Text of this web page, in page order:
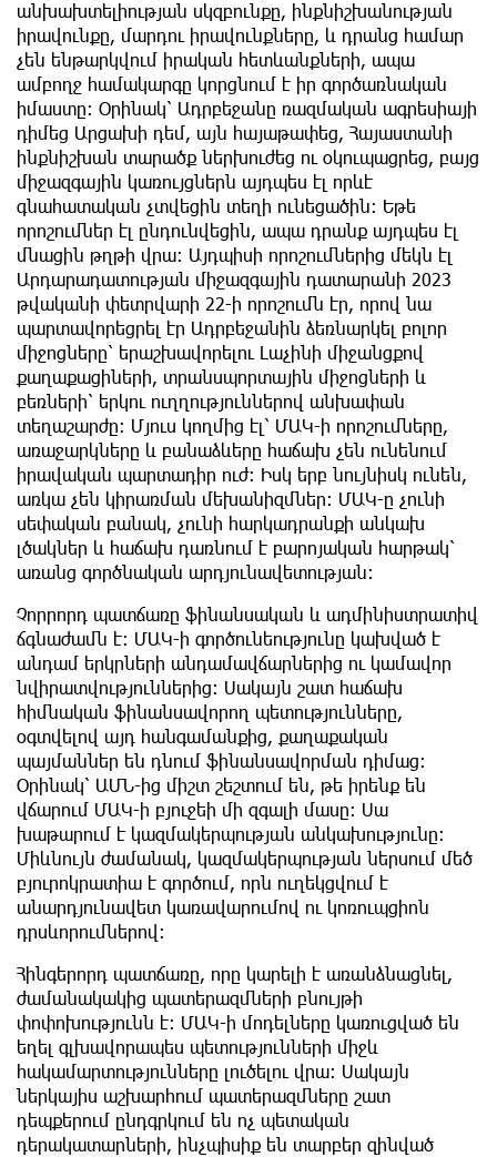
անխախտելիության սկզբունքը, ինքնիշխանության
իրավունքը, մարդու իրավունքները, և դրանց համար
չեն ենթարկվում իրական հետևանքների, ապա
ամբողջ համակարգը կորցնում է իր գործառնական
իմաստը։ Օրինակ՝ Ադրբեջանը ռազմական ագրեսիայի
դիմեց Արցախի դեմ, այն հայաթափեց, Հայաստանի
ինքնիշխան տարածք ներխուժեց ու օկուպացրեց, բայց
միջազգային կառույցներն այդպես էլ որևէ
գնահատական չտվեցին տեղի ունեցածին։ Եթե
որոշումներ էլ ընդունվեցին, ապա դրանք այդպես էլ
մնացին թղթի վրա։ Այդպիսի որոշումներից մեկն էլ
Արդարադատության միջազգային դատարանի 2023
թվականի փետրվարի 22-ի որոշումն էր, որով նա
պարտավորեցրել էր Ադրբեջանին ձեռնարկել բոլոր
միջոցները՝ երաշխավորելու Լաչինի միջանցքով
քաղաքացիների, տրանսպորտային միջոցների և
բեռների՝ երկու ուղղություններով անխափան
տեղաշարժը։ Մյուս կողմից էլ՝ ՄԱԿ-ի որոշումները,
առաջարկները և բանաձևերը հաճախ չեն ունենում
իրավական պարտադիր ուժ։ Իսկ երբ նույնիսկ ունեն,
առկա չեն կիրառման մեխանիզմներ։ ՄԱԿ-ը չունի
սեփական բանակ, չունի հարկադրանքի անկախ
լծակներ և հաճախ դառնում է բարոյական հարթակ՝
առանց գործնական արդյունավետության։
Չորրորդ պատճառը ֆինանսական և ադմինիստրատիվ
ճգնաժամն է։ ՄԱԿ-ի գործունեությունը կախված է
անդամ երկրների անդամավճարներից ու կամավոր
նվիրատվություններից։ Սակայն շատ հաճախ
հիմնական ֆինանսավորող պետությունները,
օգտվելով այդ հանգամանքից, քաղաքական
պայմաններ են դնում ֆինանսավորման դիմաց։
Օրինակ՝ ԱՄՆ-ից միշտ շեշտում են, թե իրենք են
վճարում ՄԱԿ-ի բյուջեի մի զգալի մասը։ Սա
խաթարում է կազմակերպության անկախությունը։
Միևնույն ժամանակ, կազմակերպության ներսում մեծ
բյուրոկրատիա է գործում, որն ուղեկցվում է
անարդյունավետ կառավարումով ու կոռուպցիոն
դրսևորումներով։
Հինգերորդ պատճառը, որը կարելի է առանձնացնել,
ժամանակակից պատերազմների բնույթի
փոփոխությունն է։ ՄԱԿ-ի մոդելները կառուցված են
եղել գլխավորապես պետությունների միջև
հակամարտությունները լուծելու վրա։ Սակայն
ներկայիս աշխարհում պատերազմները շատ
դեպքերում ընդգրկում են ոչ պետական
դերակատարների, ինչպիսիք են տարբեր զինված